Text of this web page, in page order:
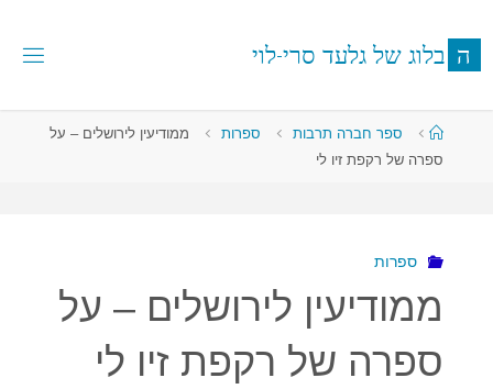
לתוכן
ה בלוג של גלעד סרי-לוי
עמוד
ראשי
ספר חברה תרבות ספרות
ממודיעין לירושלים – על
ספרה של רקפת זיו לי
ספרות
ממודיעין לירושלים – על
ספרה של רקפת זיו לי